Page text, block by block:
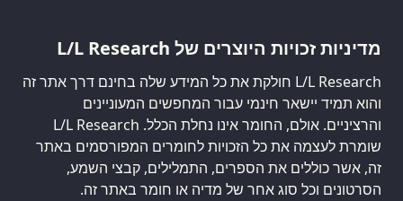
מדיניות זכויות היוצרים של L/L Research
L/L Research חולקת את כל המידע שלה בחינם דרך אתר זה
והוא תמיד יישאר חינמי עבור המחפשים המעוניינים
והרציניים. אולם, החומר אינו נחלת הכלל. L/L Research
שומרת לעצמה את כל הזכויות לחומרים המפורסמים באתר
זה, אשר כוללים את הספרים, התמלילים, קבצי השמע,
הסרטונים וכל סוג אחר של מדיה או חומר באתר זה.